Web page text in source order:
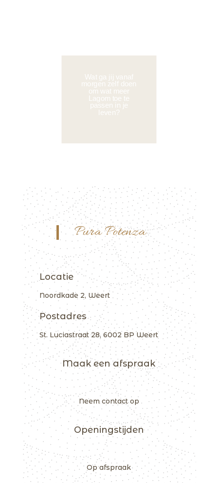
Wat ga jij vanaf
morgen zelf doen
om wat meer
Lagom toe te
passen in je
leven?
Pura Potenza
Locatie
Noordkade 2, Weert
Postadres
St. Luciastraat 28, 6002 BP Weert
Maak een afspraak
Neem contact op
Openingstijden
Op afspraak